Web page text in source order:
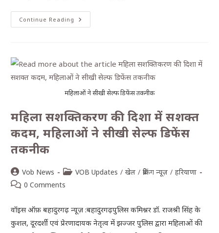
Continue Reading
महिलाओं ने सीखी सेल्फ डिफेंस तकनीक
महिला सशक्तिकरण की दिशा में सशक्त
कदम, महिलाओं ने सीखी सेल्फ डिफेंस
तकनीक
Vob News VOB Updates / खेल / ब्रेकिंग न्यूज़ / हरियाणा
0 Comments
वॉइस ऑफ़ बहादुरगढ़ न्यूज़ :बहादुरगढ़पुलिस कमिश्नर डॉ. राजश्री सिंह के
कुशल, दूरदर्शी एवं प्रेरणादायक नेतृत्व में झज्जर पुलिस द्वारा महिलाओं की